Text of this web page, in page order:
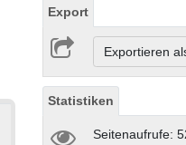
Export
Exportieren
Statistiken
Seitenaufrufe: